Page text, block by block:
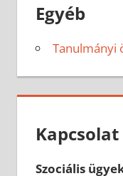
Egyéb
Tanulmányi
Kapcsolat
Szociális